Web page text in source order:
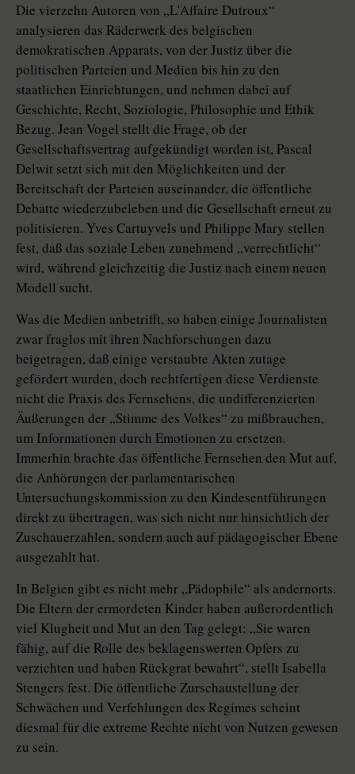
Die vierzehn Autoren von „L'Affaire Dutroux“
analysieren das Räderwerk des belgischen
demokratischen Apparats, von der Justiz über die
politischen Parteien und Medien bis hin zu den
staatlichen Einrichtungen, und nehmen dabei auf
Geschichte, Recht, Soziologie, Philosophie und Ethik
Bezug. Jean Vogel stellt die Frage, ob der
Gesellschaftsvertrag aufgekündigt worden ist, Pascal
Delwit setzt sich mit den Möglichkeiten und der
Bereitschaft der Parteien auseinander, die öffentliche
Debatte wiederzubeleben und die Gesellschaft erneut zu
politisieren. Yves Cartuyvels und Philippe Mary stellen
fest, daß das soziale Leben zunehmend „verrechtlicht“
wird, während gleichzeitig die Justiz nach einem neuen
Modell sucht.
Was die Medien anbetrifft, so haben einige Journalisten
zwar fraglos mit ihren Nachforschungen dazu
beigetragen, daß einige verstaubte Akten zutage
gefördert wurden, doch rechtfertigen diese Verdienste
nicht die Praxis des Fernsehens, die undifferenzierten
Äußerungen der „Stimme des Volkes“ zu mißbrauchen,
um Informationen durch Emotionen zu ersetzen.
Immerhin brachte das öffentliche Fernsehen den Mut auf,
die Anhörungen der parlamentarischen
Untersuchungskommission zu den Kindesentführungen
direkt zu übertragen, was sich nicht nur hinsichtlich der
Zuschauerzahlen, sondern auch auf pädagogischer Ebene
ausgezahlt hat.
In Belgien gibt es nicht mehr „Pädophile“ als andernorts.
Die Eltern der ermordeten Kinder haben außerordentlich
viel Klugheit und Mut an den Tag gelegt: „Sie waren
fähig, auf die Rolle des beklagenswerten Opfers zu
verzichten und haben Rückgrat bewahrt“, stellt Isabella
Stengers fest. Die öffentliche Zurschaustellung der
Schwächen und Verfehlungen des Regimes scheint
diesmal für die extreme Rechte nicht von Nutzen gewesen
zu sein.